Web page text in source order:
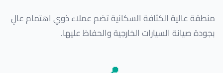
منطقة عالية الكثافة السكانية تضم عملاء ذوي اهتمام عالٍ
بجودة صيانة السيارات الخارجية والحفاظ عليها.